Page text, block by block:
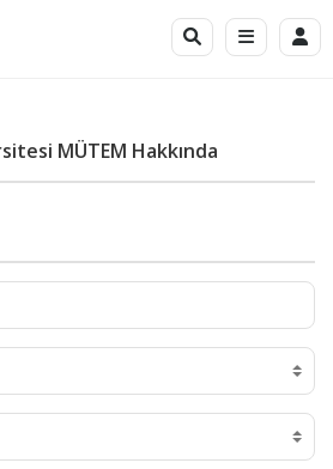
MÜTEM Hakkında